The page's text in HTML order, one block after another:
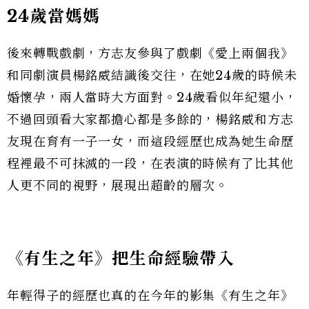
24歲當媽媽
後來轉戰戲劇，方志友參與了戲劇《愛上兩個我》
和同劇演員楊銘威結識後交往，在她24歲的時候未
婚懷孕，兩人當時大方面對。24歲看似年紀還小，
不過回頭看大家都擔心都是多餘的，楊銘威和方志
友現在育有一子一女，而這段經歷也成為她生命歷
程裡最不可抹滅的一段，在表演的時候有了比其他
人更不同的視野，展現出超齡的層次。
《有生之年》把生命經驗帶入
年輕得子的經歷也真的在今年的影集《有生之年》